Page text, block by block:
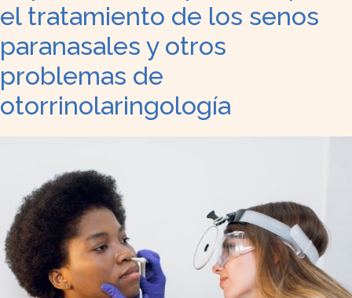
el tratamiento de los senos
paranasales y otros
problemas de
otorrinolaringología